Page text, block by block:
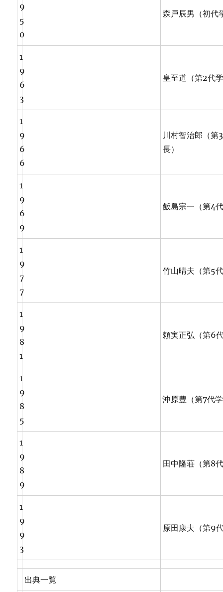
9
5
0
森戸辰男（初代
1
9
6
3
皇至道（第2代
1
9
6
6
川村智治郎（第
長）
1
9
6
9
飯島宗一（第4
1
9
7
7
竹山晴夫（第5
1
9
8
1
頼実正弘（第6
1
9
8
5
沖原豊（第7代
1
9
8
9
田中隆荘（第8
1
9
9
3
原田康夫（第9
出典一覧